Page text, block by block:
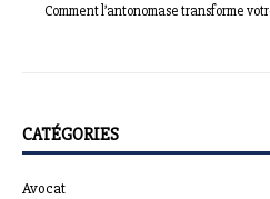
Comment l’antonomase transforme
CATÉGORIES
Avocat